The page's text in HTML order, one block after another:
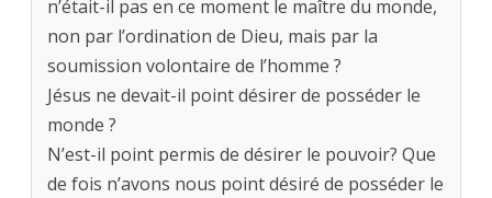
n’était-il pas en ce moment le maître du monde,
non par l’ordination de Dieu, mais par la
soumission volontaire de l’homme ?
Jésus ne devait-il point désirer de posséder le
monde ?
N’est-il point permis de désirer le pouvoir? Que
de fois n’avons nous point désiré de posséder le